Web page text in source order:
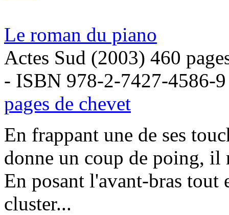
Le roman du piano
Actes Sud (2003) 460
- ISBN 978-2-7427-4586-9
pages de chevet
En frappant une de ses
donne un coup de poing, il
En posant l'avant-bras
cluster...